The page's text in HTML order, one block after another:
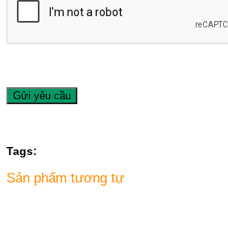
Tags:
Sản phẩm tương tự